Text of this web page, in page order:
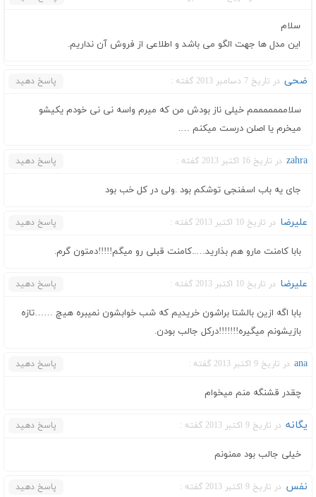
سلام
این مدل ها جهت الگو می باشد و اطلاعی از فروش آن نداریم.
ضحی در تاریخ 7 دسامبر 2013 گفته : پاسخ دهید
سلامممممممم خیلی ناز بودش من که میرم واسه نی نی خودم یکیشو
میخرم یا اصلن درست میکنم ….
zahra در تاریخ 16 اکتبر 2013 گفته : پاسخ دهید
جای یه باب اسفنجی توشکم بود .ولی در کل خب بود
علیرضا در تاریخ 10 اکتبر 2013 گفته : پاسخ دهید
بابا کامنت مارو هم بذارید…..کامنت قبلی رو میگم!!!!!دمتون گرم.
علیرضا در تاریخ 10 اکتبر 2013 گفته : پاسخ دهید
بابا اگه ازین بالشتا براشون خریدیم که شب خوابشون نمیبره هیچ ……تازه
بازیشونم میگیره!!!!!!!درکل جالب بودن.
ana در تاریخ 9 اکتبر 2013 گفته : پاسخ دهید
چقدر قشنگه منم میخوام
یگانه در تاریخ 9 اکتبر 2013 گفته : پاسخ دهید
خیلی جالب بود ممنونم
نفس در تاریخ 9 اکتبر 2013 گفته : پاسخ دهید